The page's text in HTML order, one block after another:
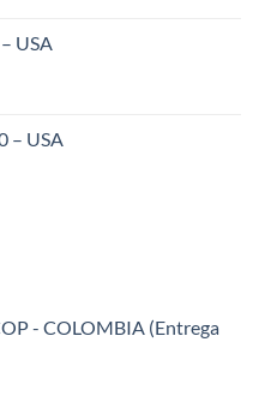
USA
– USA
- COLOMBIA (Entrega